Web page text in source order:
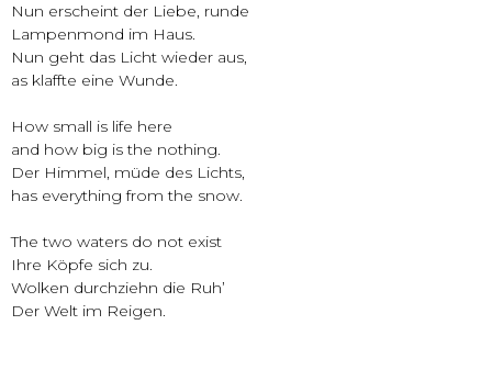
Nun erscheint der Liebe, runde
Lampenmond im Haus.
Nun geht das Licht wieder aus,
as klaffte eine Wunde.
How small is life here
and how big is the nothing.
Der Himmel, müde des Lichts,
has everything from the snow.
The two waters do not exist
Ihre Köpfe sich zu.
Wolken durchziehn die Ruh’
Der Welt im Reigen.